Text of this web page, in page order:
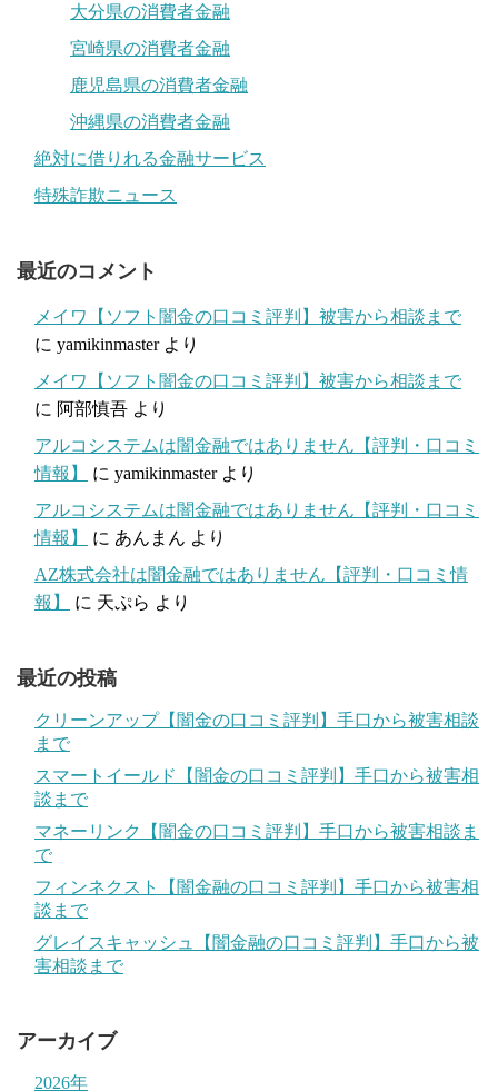
大分県の消費者金融
宮崎県の消費者金融
鹿児島県の消費者金融
沖縄県の消費者金融
絶対に借りれる金融サービス
特殊詐欺ニュース
最近のコメント
メイワ【ソフト闇金の口コミ評判】被害から相談まで
に yamikinmasterより
メイワ【ソフト闇金の口コミ評判】被害から相談まで
に 阿部慎吾 より
アルコシステムは闇金融ではありません【評判・口コミ
情報】
に yamikinmasterより
アルコシステムは闇金融ではありません【評判・口コミ
情報】
に あんまん より
AZ株式会社は闇金融ではありません【評判・口コミ情
報】
に 天ぷら より
最近の投稿
クリーンアップ【闇金の口コミ評判】手口から被害相談
まで
スマートイールド【闇金の口コミ評判】手口から被害相
談まで
マネーリンク【闇金の口コミ評判】手口から被害相談ま
で
フィンネクスト【闇金融の口コミ評判】手口から被害相
談まで
グレイスキャッシュ【闇金融の口コミ評判】手口から被
害相談まで
アーカイブ
2026年